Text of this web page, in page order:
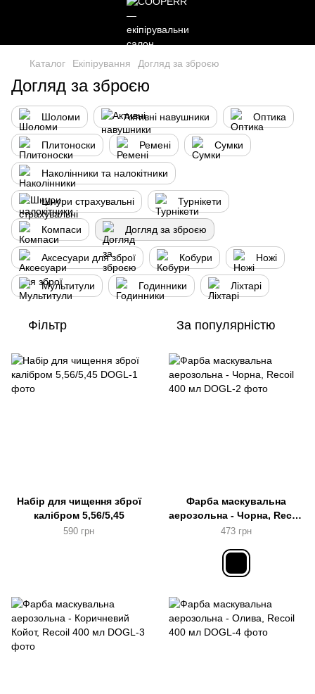
Каталог Екіпірування Догляд за зброєю
Догляд за зброєю
Шоломи Активні навушники Оптика
Плитоноски Ремені Сумки
Наколінники та налокітники
Шнури страхувальні Турнікети
Компаси Догляд за зброєю
Аксесуари для зброї Кобури Ножі
Мультитули Годинники Ліхтарі
Фільтр За популярністю
Набір для чищення зброї
калібром 5,56/5,45
590 грн
Фарба маскувальна
аерозольна - Чорна, Recoil
400 мл
473 грн